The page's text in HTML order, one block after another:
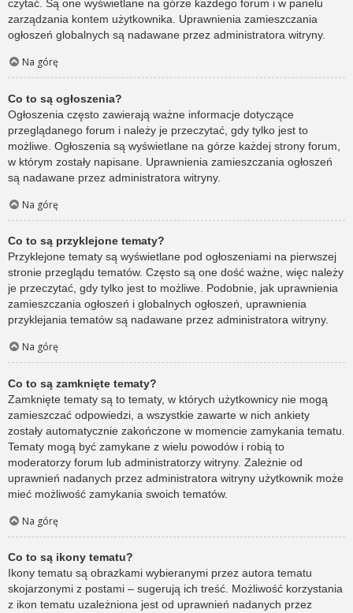
czytać. Są one wyświetlane na górze każdego forum i w panelu
zarządzania kontem użytkownika. Uprawnienia zamieszczania
ogłoszeń globalnych są nadawane przez administratora witryny.
Na górę
Co to są ogłoszenia?
Ogłoszenia często zawierają ważne informacje dotyczące
przeglądanego forum i należy je przeczytać, gdy tylko jest to
możliwe. Ogłoszenia są wyświetlane na górze każdej strony forum,
w którym zostały napisane. Uprawnienia zamieszczania ogłoszeń
są nadawane przez administratora witryny.
Na górę
Co to są przyklejone tematy?
Przyklejone tematy są wyświetlane pod ogłoszeniami na pierwszej
stronie przeglądu tematów. Często są one dość ważne, więc należy
je przeczytać, gdy tylko jest to możliwe. Podobnie, jak uprawnienia
zamieszczania ogłoszeń i globalnych ogłoszeń, uprawnienia
przyklejania tematów są nadawane przez administratora witryny.
Na górę
Co to są zamknięte tematy?
Zamknięte tematy są to tematy, w których użytkownicy nie mogą
zamieszczać odpowiedzi, a wszystkie zawarte w nich ankiety
zostały automatycznie zakończone w momencie zamykania tematu.
Tematy mogą być zamykane z wielu powodów i robią to
moderatorzy forum lub administratorzy witryny. Zależnie od
uprawnień nadanych przez administratora witryny użytkownik może
mieć możliwość zamykania swoich tematów.
Na górę
Co to są ikony tematu?
Ikony tematu są obrazkami wybieranymi przez autora tematu
skojarzonymi z postami – sugerują ich treść. Możliwość korzystania
z ikon tematu uzależniona jest od uprawnień nadanych przez